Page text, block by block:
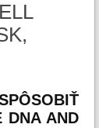
DNA AND